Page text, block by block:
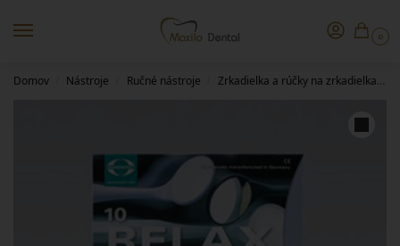
0
Domov Nástroje Ručné nástroje Zrkadielka a rúčky na zrkadielka